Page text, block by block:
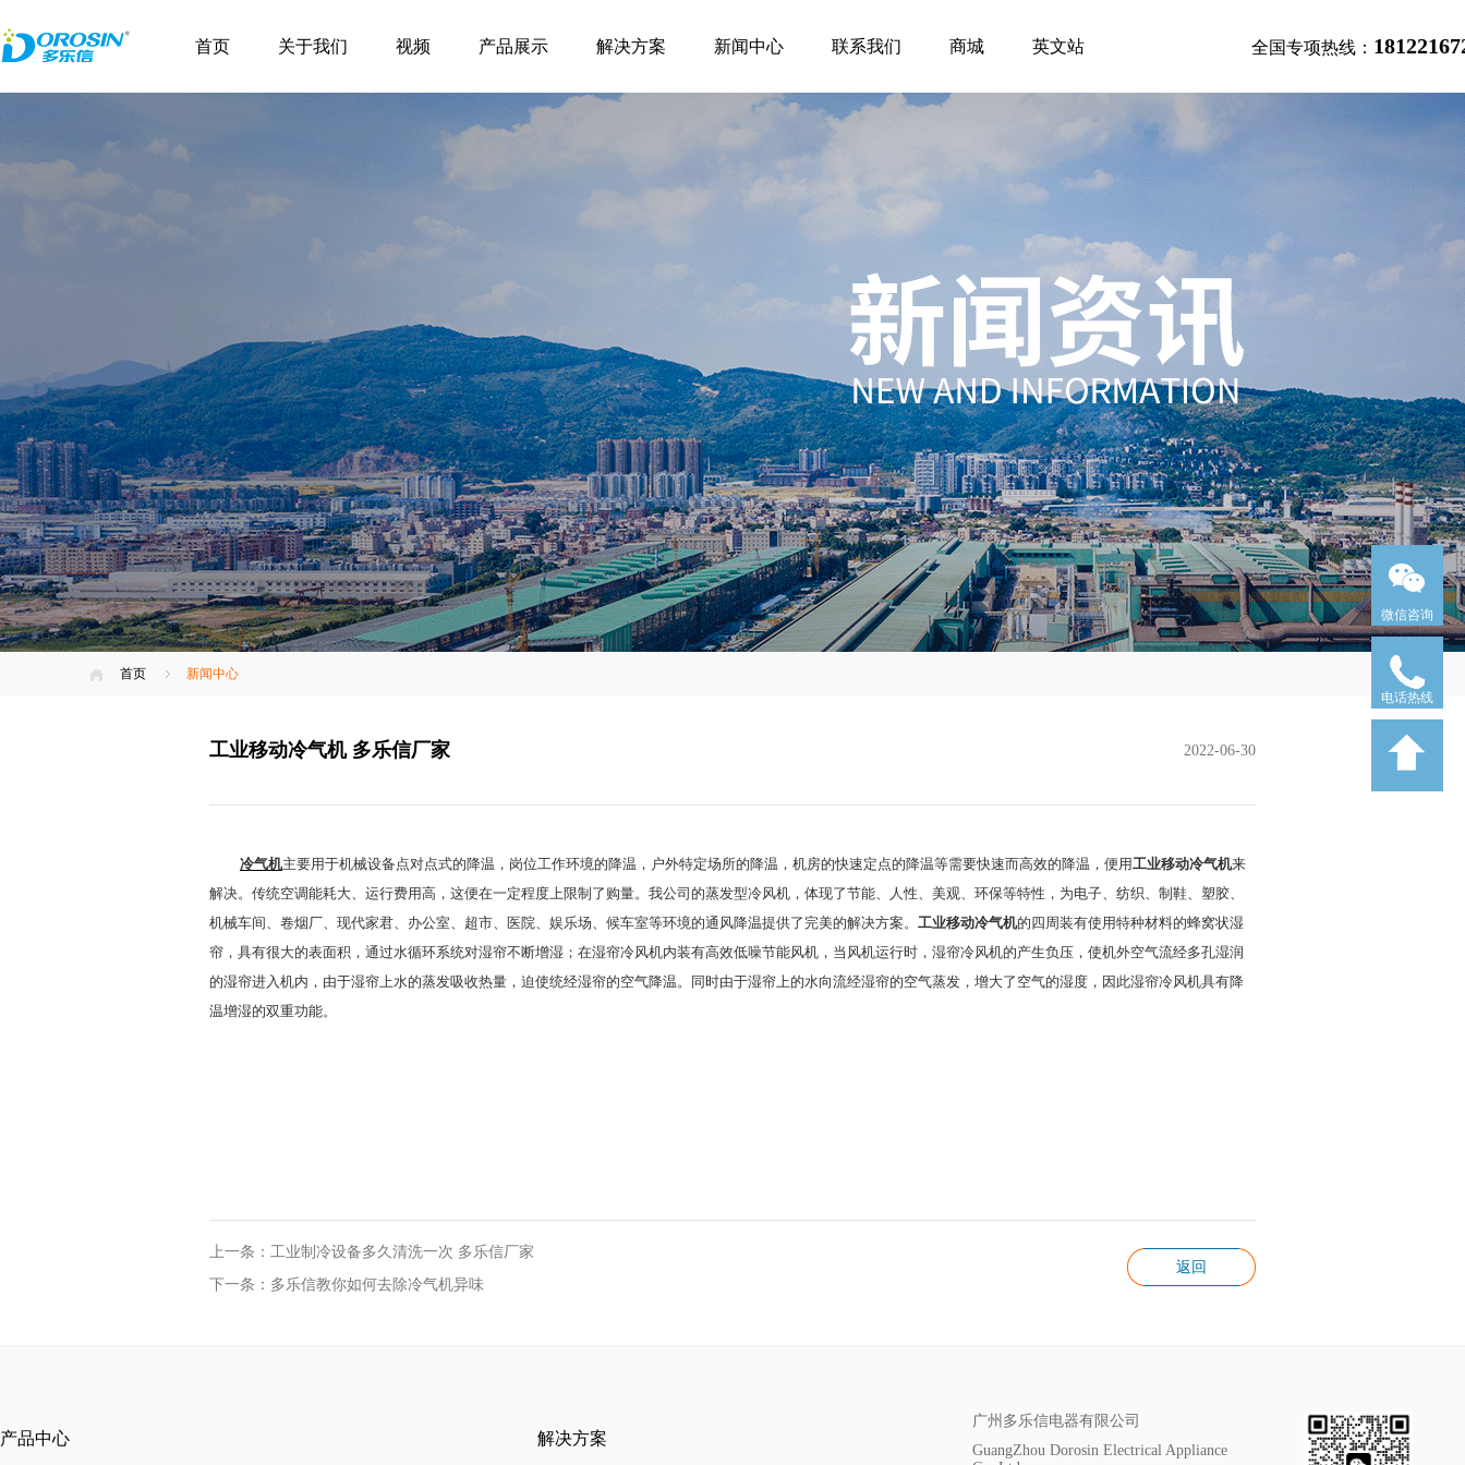
首页
关于我们 视频 产品展示 解决方案 新闻中心 联系我们 商城 英文站 全国专项热线：
首页 新闻中心
工业移动冷气机 多乐信厂家 2022-06-30
冷气机主要用于机械设备点对点式的降温，岗位工作环境的降温，户外特定场所的降温，机房的快速定点的降温等需要快速而高效的降温，便用工业移动冷气机来
解决。传统空调能耗大、运行费用高，这便在一定程度上限制了购量。我公司的蒸发型冷风机，体现了节能、人性、美观、环保等特性，为电子、纺织、制鞋、塑胶、
机械车间、卷烟厂、现代家君、办公室、超市、医院、娱乐场、候车室等环境的通风降温提供了完美的解决方案。 工业移动冷气机的四周装有使用特种材料的蜂窝状湿
帘，具有很大的表面积，通过水循环系统对湿帘不断增湿；在湿帘冷风机内装有高效低噪节能风机，当风机运行时，湿帘冷风机的产生负压，使机外空气流经多孔湿润
的湿帘进入机内，由于湿帘上水的蒸发吸收热量，迫使统经湿帘的空气降温。同时由于湿帘上的水向流经湿帘的空气蒸发，增大了空气的湿度，因此湿帘冷风机具有降
温增湿的双重功能。
上一条：工业制冷设备多久清洗一次 多乐信厂家
下一条：多乐信教你如何去除冷气机异味
返回
微信咨询
电话热线
产品中心 解决方案
广州多乐信电器有限公司
GuangZhou Dorosin Electrical Appliance